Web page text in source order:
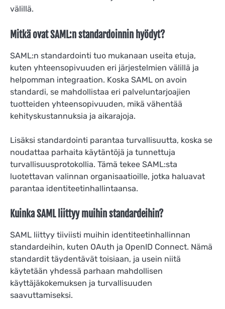
välillä.
Mitkä ovat SAML:n standardoinnin hyödyt?
SAML:n standardointi tuo mukanaan useita etuja,
kuten yhteensopivuuden eri järjestelmien välillä ja
helpomman integraation. Koska SAML on avoin
standardi, se mahdollistaa eri palveluntarjoajien
tuotteiden yhteensopivuuden, mikä vähentää
kehityskustannuksia ja aikarajoja.
Lisäksi standardointi parantaa turvallisuutta, koska se
noudattaa parhaita käytäntöjä ja tunnettuja
turvallisuusprotokollia. Tämä tekee SAML:sta
luotettavan valinnan organisaatioille, jotka haluavat
parantaa identiteetinhallintaansa.
Kuinka SAML liittyy muihin standardeihin?
SAML liittyy tiiviisti muihin identiteetinhallinnan
standardeihin, kuten OAuth ja OpenID Connect. Nämä
standardit täydentävät toisiaan, ja usein niitä
käytetään yhdessä parhaan mahdollisen
käyttäjäkokemuksen ja turvallisuuden
saavuttamiseksi.